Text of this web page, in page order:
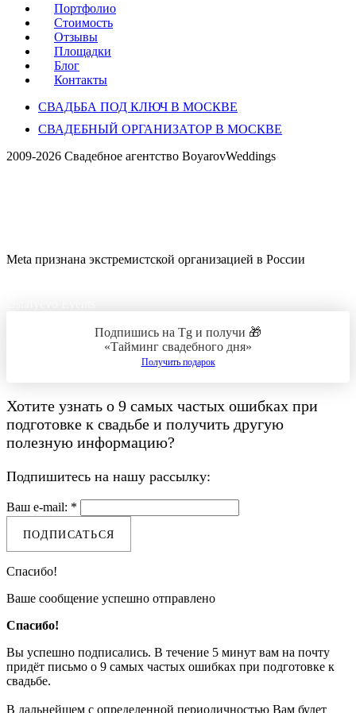
Портфолио
Стоимость
Отзывы
Площадки
Блог
Контакты
СВАДЬБА ПОД КЛЮЧ В МОСКВЕ
СВАДЕБНЫЙ ОРГАНИЗАТОР В МОСКВЕ
2009-2026 Свадебное агентство BoyarovWeddings
Meta признана экстремистской организацией в России
Подпишись на Tg и получи 🎁
«Тайминг свадебного дня»
Получить подарок
Хотите узнать о 9 самых частых ошибках при
подготовке к свадьбе и получить другую
полезную информацию?
Подпишитесь на нашу рассылку:
Ваш e-mail: *
ПОДПИСАТЬСЯ
Спасибо!
Ваше сообщение успешно отправлено
Спасибо!
Вы успешно подписались. В течение 5 минут вам на почту
придёт письмо о 9 самых частых ошибках при подготовке к
свадьбе.
В дальнейшем с определенной периодичностью Вам будет